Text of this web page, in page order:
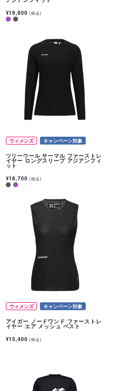
¥19,800(税込)
ウィメンズ キャンペーン対象
ツリーウール サーマル ファーストレ
イヤー ロングスリーブ アジアンフィ
ット
¥18,700(税込)
ウィメンズ キャンペーン対象
アイガー ノードワンド ファーストレ
イヤー エア メッシュ ベスト
¥15,400(税込)